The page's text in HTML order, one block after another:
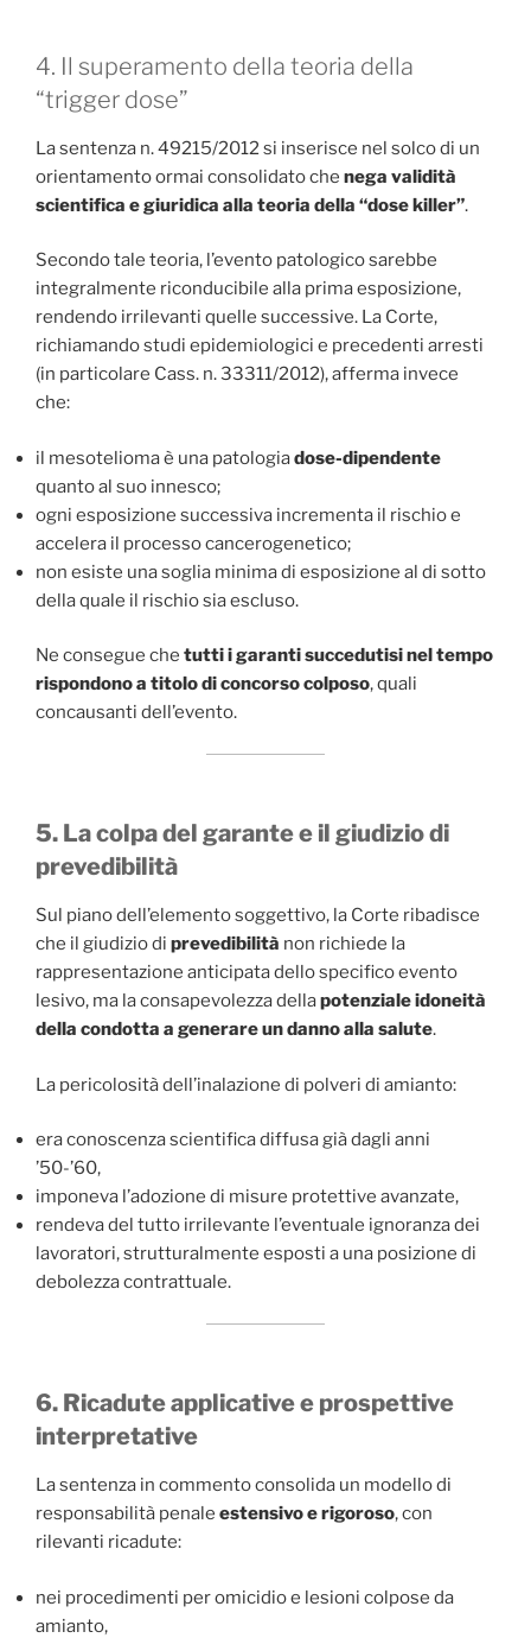
4. Il superamento della teoria della
“trigger dose”
La sentenza n. 49215/2012 si inserisce nel solco di un
orientamento ormai consolidato che nega validità
scientifica e giuridica alla teoria della “dose killer”.
Secondo tale teoria, l’evento patologico sarebbe
integralmente riconducibile alla prima esposizione,
rendendo irrilevanti quelle successive. La Corte,
richiamando studi epidemiologici e precedenti arresti
(in particolare Cass. n. 33311/2012), afferma invece
che:
il mesotelioma è una patologiadose-dipendente
quanto al suo innesco;
ogni esposizione successiva incrementa il rischio e
accelera il processo cancerogenetico;
non esiste una soglia minima di esposizione al di sotto
della quale il rischio sia escluso.
Ne consegue che tutti i garanti succedutisi nel tempo
rispondono a titolo di concorso colposo, quali
concausanti dell’evento.
5. La colpa del garante e il giudizio di
prevedibilità
Sul piano dell’elemento soggettivo, la Corte ribadisce
che il giudizio di prevedibilità non richiede la
rappresentazione anticipata dello specifico evento
lesivo, ma la consapevolezza dellapotenziale idoneità
della condotta a generare un danno alla salute.
La pericolosità dell’inalazione di polveri di amianto:
era conoscenza scientifica diffusa già dagli anni
’50-’60,
imponeva l’adozione di misure protettive avanzate,
rendeva del tutto irrilevante l’eventuale ignoranza dei
lavoratori, strutturalmente esposti a una posizione di
debolezza contrattuale.
6. Ricadute applicative e prospettive
interpretative
La sentenza in commento consolida un modello di
responsabilità penale estensivo e rigoroso, con
rilevanti ricadute:
nei procedimenti per omicidio e lesioni colpose da
amianto,